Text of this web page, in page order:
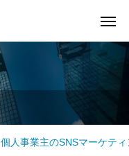
個人事業主のSNSマーケテ